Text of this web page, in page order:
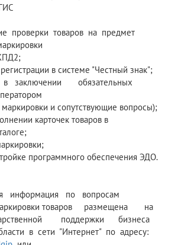
проверки товаров на предмет
в системе "Честный знак";
заключении обязательных
и сопутствующие вопросы);
карточек товаров в
программного обеспечения ЭДО.
информация по вопросам
товаров размещена на
поддержки бизнеса
в сети "Интернет" по адресу: